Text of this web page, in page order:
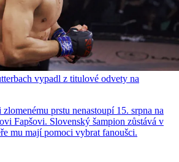
vypadl z titulové odvety na
prstu nenastoupí 15. srpna na
Fapšovi. Slovenský šampion zůstává v
mu mají pomoci vybrat fanoušci.